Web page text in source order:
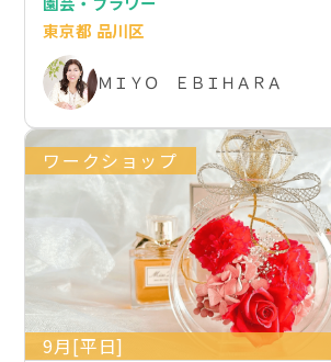
東京都 品川区
ＭＩＹＯ ＥＢＩＨＡＲＡ
ワークショップ
9月[平日]